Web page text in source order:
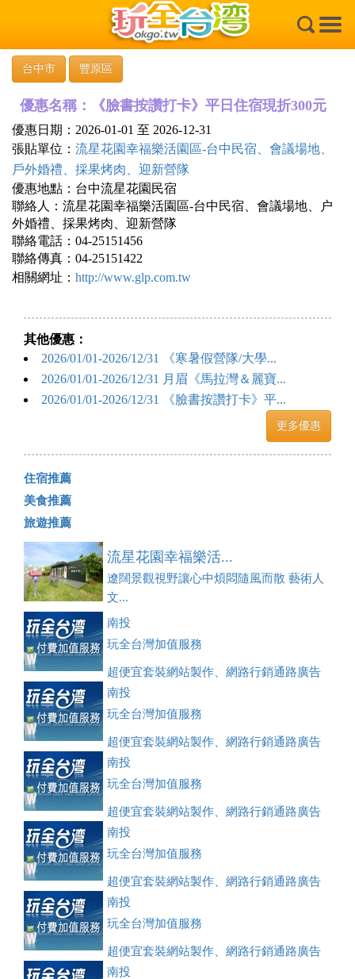
×
台中市 豐原區
優惠名稱：《臉書按讚打卡》平日住宿現折300元
優惠日期：2026-01-01 至 2026-12-31
張貼單位： 流星花園幸福樂活園區-台中民宿、會議場地、
戶外婚禮、採果烤肉、迎新營隊
優惠地點：台中流星花園民宿
聯絡人：流星花園幸福樂活園區-台中民宿、會議場地、户
外婚禮、採果烤肉、迎新營隊
聯絡電話：04-25151456
聯絡傳真：04-25151422
相關網址： http://www.glp.com.tw
其他優惠：
2026/01/01-2026/12/31 《寒暑假營隊/大學...
2026/01/01-2026/12/31 月眉《馬拉灣＆麗寶...
2026/01/01-2026/12/31 《臉書按讚打卡》平...
更多優惠
住宿推薦
美食推薦
旅遊推薦
流星花園幸福樂活...
遼闊景觀視野讓心中煩悶隨風而散 藝術人
文...
南投
玩全台灣加值服務
超便宜套裝網站製作、網路行銷通路廣告
刊登、訂房系統、客房委託旅行社銷售，全面優惠中....
南投
玩全台灣加值服務
超便宜套裝網站製作、網路行銷通路廣告
刊登、訂房系統、客房委託旅行社銷售，全面優惠中....
南投
玩全台灣加值服務
超便宜套裝網站製作、網路行銷通路廣告
刊登、訂房系統、客房委託旅行社銷售，全面優惠中....
南投
玩全台灣加值服務
超便宜套裝網站製作、網路行銷通路廣告
刊登、訂房系統、客房委託旅行社銷售，全面優惠中....
南投
玩全台灣加值服務
超便宜套裝網站製作、網路行銷通路廣告
刊登、訂房系統、客房委託旅行社銷售，全面優惠中....
南投